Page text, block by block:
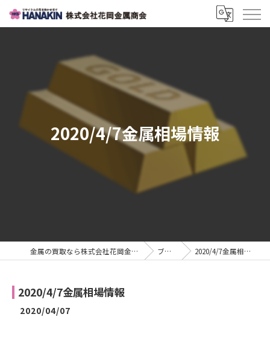
2020/4/7金属相場情報
金属の買取なら株式会社花岡金属商会 ブログ 2020/4/7金属相場情報
2020/4/7金属相場情報
2020/04/07